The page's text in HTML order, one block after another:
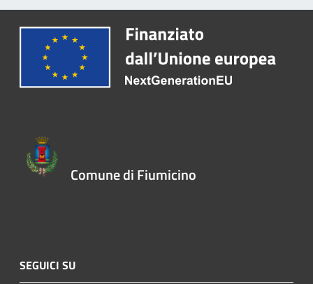
Comune di Fiumicino
SEGUICI SU